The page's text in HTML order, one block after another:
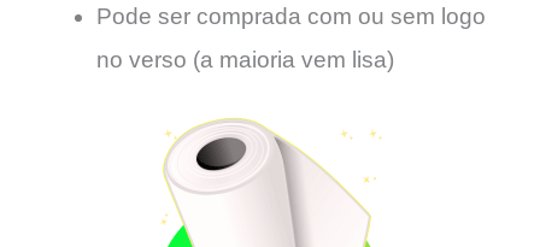
Pode ser comprada com ou sem logo
no verso (a maioria vem lisa)